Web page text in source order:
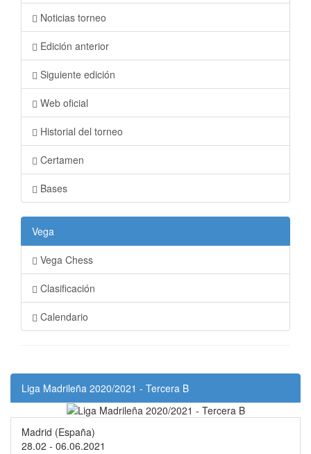
Noticias torneo
Edición anterior
Siguiente edición
Web oficial
Historial del torneo
Certamen
Bases
Vega
Vega Chess
Clasificación
Calendario
Liga Madrileña 2020/2021 - Tercera B
Madrid (España)
28.02 - 06.06.2021